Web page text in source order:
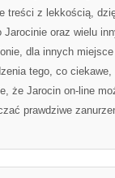
treści z lekkością,
Jarocinie oraz wielu
dla innych
tego, co
że Jarocin on-line
prawdziwe